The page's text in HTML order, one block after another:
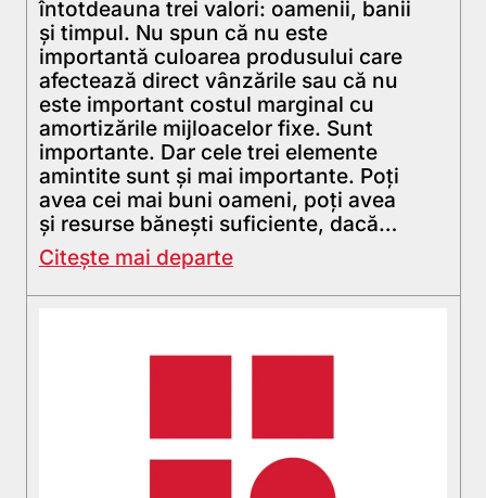
întotdeauna trei valori: oamenii, banii
şi timpul. Nu spun că nu este
importantă culoarea produsului care
afectează direct vânzările sau că nu
este important costul marginal cu
amortizările mijloacelor fixe. Sunt
importante. Dar cele trei elemente
amintite sunt şi mai importante. Poţi
avea cei mai buni oameni, poţi avea
şi resurse băneşti suficiente, dacă…
Citește mai departe